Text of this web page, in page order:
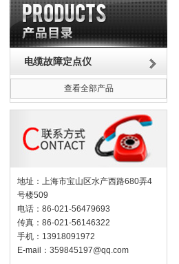
电缆故障定点仪
查看全部产品
地址：上海市宝山区水产西路680弄4
号楼509
电话：86-021-56479693
传真：86-021-56146322
手机：13918091972
E-mail： 359845197@qq.com